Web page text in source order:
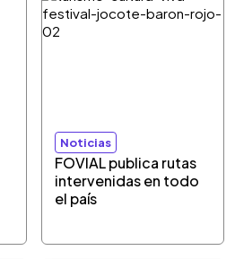
Noticias
FOVIAL publica rutas
intervenidas en todo
el país